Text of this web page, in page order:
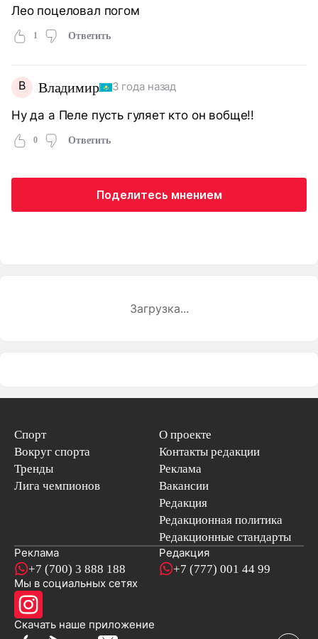
Лео поцеловал погом
1 Ответить
В Владимир 3 года назад
Ну да а Пеле пусть гуляет кто он вобще!!
0 Ответить
Поделитесь мнением
Загрузка...
Спорт
Вокруг спорта
Тренды
Лига чемпионов
О проекте
Контакты редакции
Реклама
Вакансии
Редакция
Редакционная политика
Редакционные стандарты
Реклама
+7 (700) 3 888 188
Редакция
+7 (777) 001 44 99
Мы в социальных сетях
Скачать наше приложениеновостей